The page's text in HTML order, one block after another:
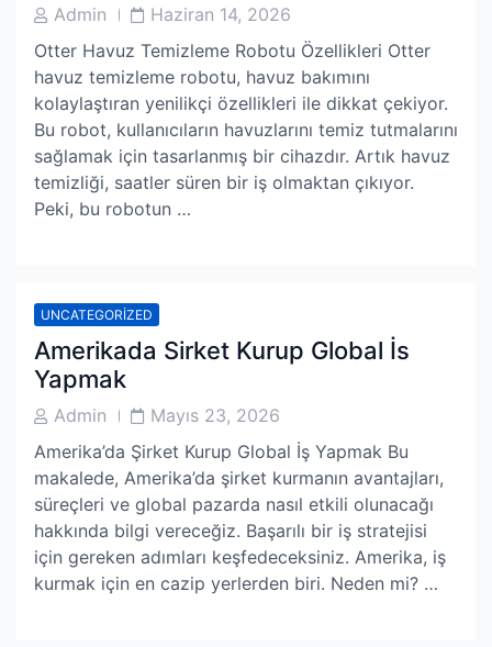
PostAdmin
PostHaziran 14, 2026
Otter Havuz Temizleme Robotu Özellikleri Otter
havuz temizleme robotu, havuz bakımını
kolaylaştıran yenilikçi özellikleri ile dikkat çekiyor.
Bu robot, kullanıcıların havuzlarını temiz tutmalarını
sağlamak için tasarlanmış bir cihazdır. Artık havuz
temizliği, saatler süren bir iş olmaktan çıkıyor.
Peki, bu robotun …
UNCATEGORIZED
Amerikada Sirket Kurup Global İs
Yapmak
PostAdmin
PostMayıs 23, 2026
Amerika’da Şirket Kurup Global İş Yapmak Bu
makalede, Amerika’da şirket kurmanın avantajları,
süreçleri ve global pazarda nasıl etkili olunacağı
hakkında bilgi vereceğiz. Başarılı bir iş stratejisi
için gereken adımları keşfedeceksiniz. Amerika, iş
kurmak için en cazip yerlerden biri. Neden mi? …